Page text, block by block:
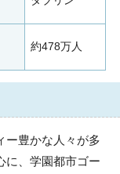
約478万人
ー豊かな人々が多
に、学園都市ゴー